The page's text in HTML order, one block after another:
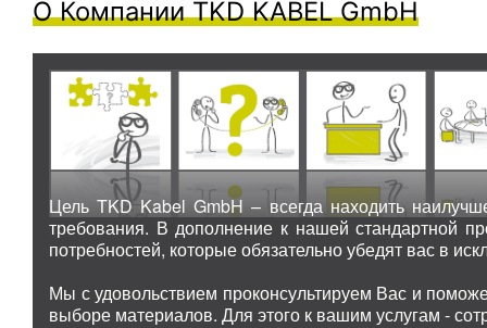
О Компании TKD KABEL GmbH
Цель TKD Kabel GmbH – всегда находить
требования. В дополнение к нашей стандартной
потребностей, которые обязательно убедят вас в
Мы с удовольствием проконсультируем Вас и
выборе материалов. Для этого к вашим услугам -